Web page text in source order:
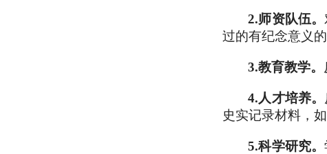
2.师资队伍。
过的有纪念意义
3.教育教学。
4.人才培养。
史实记录材料，
5.科学研究。